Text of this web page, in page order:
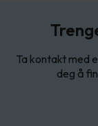
Ta kontakt med
deg å